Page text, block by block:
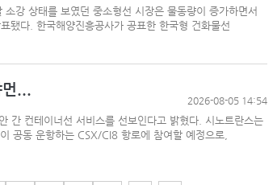
강 상태를 보였던 중소형선 시장은 물동량이 증가하면서
다. 한국해양진흥공사가 공표한 한국형 건화물선
...
2026-08-05 14:54
간 컨테이너선 서비스를 선보인다고 밝혔다. 시노트란스는
공동 운항하는 CSX/CI8 항로에 참여할 예정으로,
“바다 꿈 펼쳐라” HMM, 어린이 상선체험 행사 열어